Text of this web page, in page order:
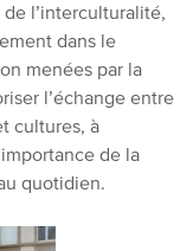
l’interculturalité,
dans le
menées par la
l’échange entre
cultures, à
de la
quotidien.